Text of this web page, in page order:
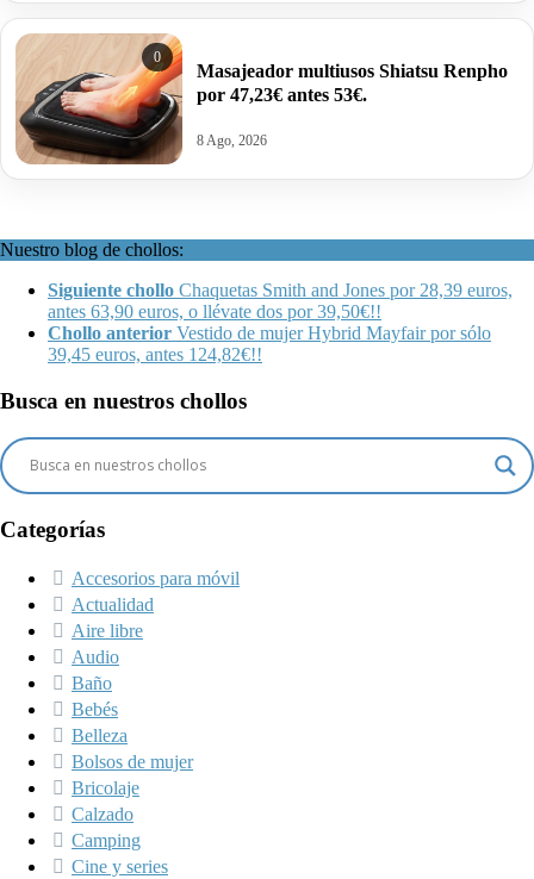
0
Masajeador multiusos Shiatsu Renpho
por 47,23€ antes 53€.
8 Ago, 2026
Nuestro blog de chollos:
Siguiente chollo Chaquetas Smith and Jones por 28,39 euros,
antes 63,90 euros, o llévate dos por 39,50€!!
Chollo anterior Vestido de mujer Hybrid Mayfair por sólo
39,45 euros, antes 124,82€!!
Busca en nuestros chollos
Categorías
Accesorios para móvil
Actualidad
Aire libre
Audio
Baño
Bebés
Belleza
Bolsos de mujer
Bricolaje
Calzado
Camping
Cine y series